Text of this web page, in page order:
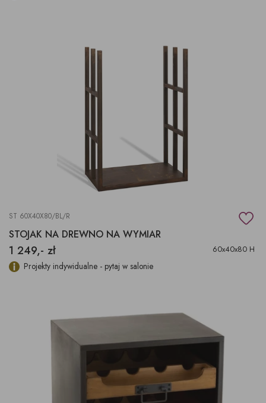
ST 60X40X80/BL/R
STOJAK NA DREWNO NA WYMIAR
1 249,- zł 60x40x80 H
Projekty indywidualne - pytaj w salonie